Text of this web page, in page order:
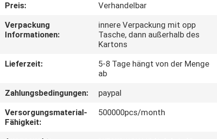
TRETEN
SIE
UNS
VERBINDUNG
NACHRICHTEN
Preis:
Verhandelbar
Verpackung
Informationen:
innere Verpackung mit opp
Tasche, dann außerhalb des
Kartons
Lieferzeit:
5-8 Tage hängt von der Menge
ab
Zahlungsbedingungen:
paypal
Versorgungsmaterial-
Fähigkeit:
500000pcs/month